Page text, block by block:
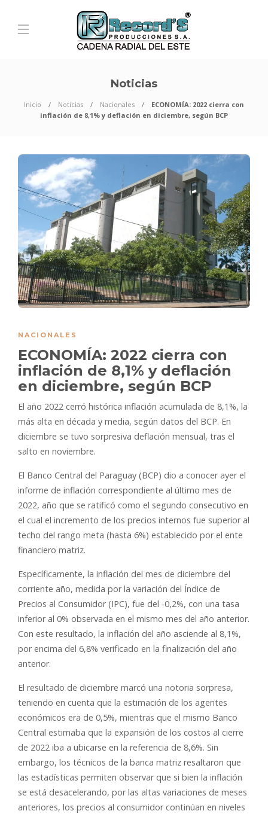
Noticias
Inicio Noticias Nacionales
ECONOMÍA: 2022 cierra con
inflación de 8,1% y deflación en diciembre, según BCP
NACIONALES
ECONOMÍA: 2022 cierra con
inflación de 8,1% y deflación
en diciembre, según BCP
El año 2022 cerró histórica inflación acumulada de 8,1%, la
más alta en década y media, según datos del BCP. En
diciembre se tuvo sorpresiva deflación mensual, tras el
salto en noviembre.
El Banco Central del Paraguay (BCP) dio a conocer ayer el
informe de inflación correspondiente al último mes de
2022, año que se ratificó como el segundo consecutivo en
el cual el incremento de los precios internos fue superior al
techo del rango meta (hasta 6%) establecido por el ente
financiero matriz.
Específicamente, la inflación del mes de diciembre del
corriente año, medida por la variación del Índice de
Precios al Consumidor (IPC), fue del -0,2%, con una tasa
inferior al 0% observada en el mismo mes del año anterior.
Con este resultado, la inflación del año asciende al 8,1%,
por encima del 6,8% verificado en la finalización del año
anterior.
El resultado de diciembre marcó una notoria sorpresa,
teniendo en cuenta que la estimación de los agentes
económicos era de 0,5%, mientras que el mismo Banco
Central estimaba que la expansión de los costos al cierre
de 2022 iba a ubicarse en la referencia de 8,6%. Sin
embargo, los técnicos de la banca matriz resaltaron que
las estadísticas permiten observar que si bien la inflación
se está desacelerando, por las altas variaciones de meses
anteriores, los precios al consumidor continúan en niveles